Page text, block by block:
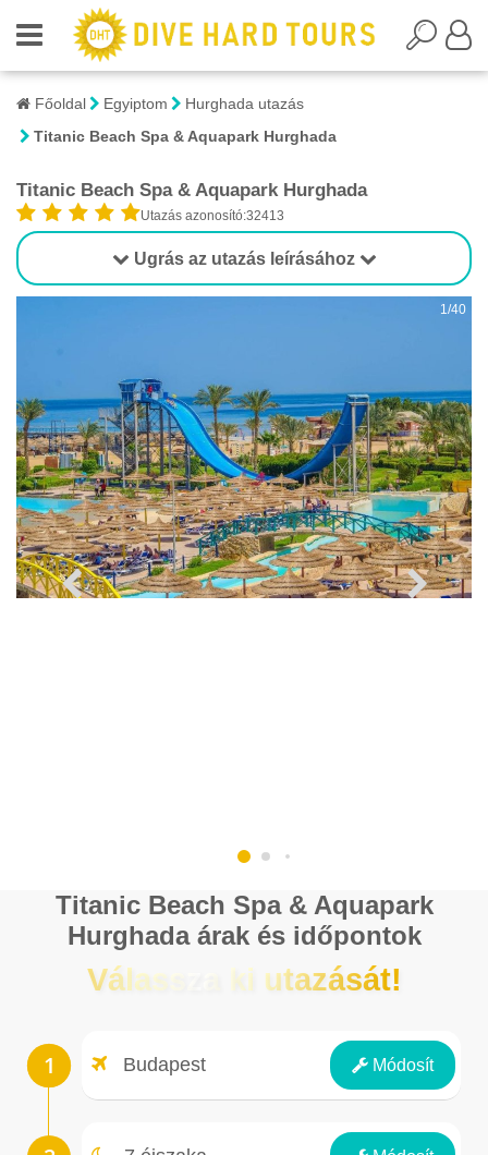
Főoldal Egyiptom
Hurghada utazás
Titanic Beach Spa & Aquapark Hurghada
Titanic Beach Spa & Aquapark Hurghada
Utazás azonosító:32413
Ugrás az utazás leírásához
1/40
Titanic Beach Spa & Aquapark
Hurghada árak és időpontok
Válassza ki utazását!
Budapest Módosít
Repülőtér
Éjszakák